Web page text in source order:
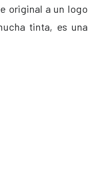
original a un logo
tinta, es una